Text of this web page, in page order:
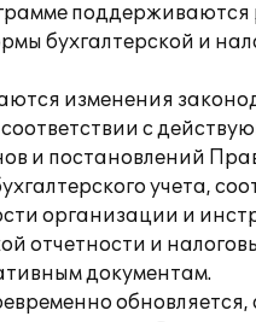
бухгалтерской и
изменения
соответствии с
и постановлений
учета,
организации и
отчетности и
документам.